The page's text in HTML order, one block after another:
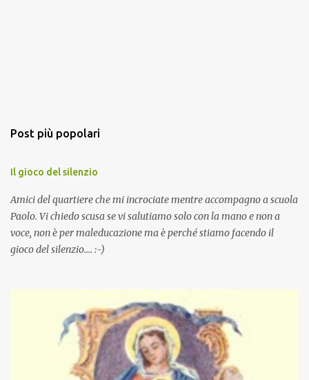
Post più popolari
Il gioco del silenzio
Amici del quartiere che mi incrociate mentre accompagno a scuola
Paolo. Vi chiedo scusa se vi salutiamo solo con la mano e non a
voce, non è per maleducazione ma è perché stiamo facendo il
gioco del silenzio.... :-)